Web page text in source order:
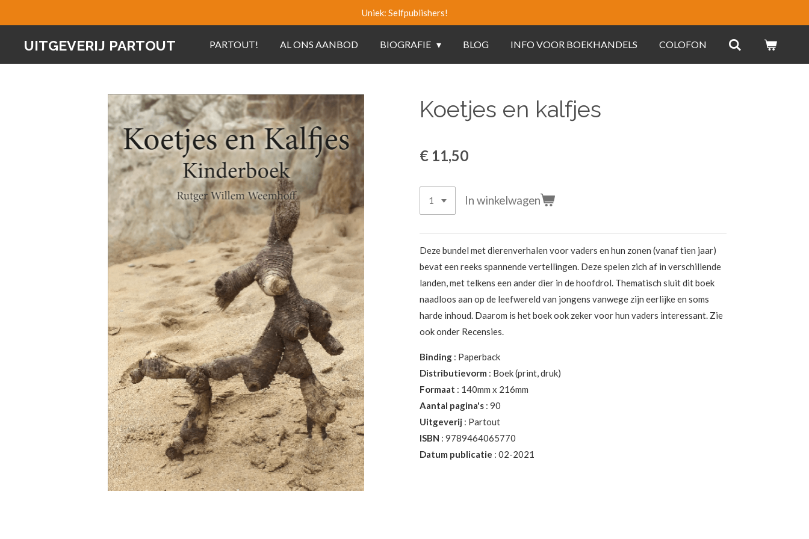
de
Uniek: Selfpublishers!
UITGEVERIJ PARTOUT PARTOUT! AL ONS AANBOD BIOGRAFIE BLOG INFO VOOR BOEKHANDELS COLOFON
Koetjes en kalfjes
€ 11,50
In winkelwagen
Deze bundel met dierenverhalen voor vaders en hun zonen (vanaf tien jaar)
bevat een reeks spannende vertellingen. Deze spelen zich af in verschillende
landen, met telkens een ander dier in de hoofdrol. Thematisch sluit dit boek
naadloos aan op de leefwereld van jongens vanwege zijn eerlijke en soms
harde inhoud. Daarom is het boek ook zeker voor hun vaders interessant. Zie
ook onder Recensies.
Binding : Paperback
Distributievorm : Boek (print, druk)
Formaat : 140mm x 216mm
Aantal pagina's : 90
Uitgeverij : Partout
ISBN : 9789464065770
Datum publicatie : 02-2021